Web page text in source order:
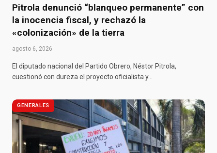
Pitrola denunció “blanqueo permanente” con
la inocencia fiscal, y rechazó la
«colonización» de la tierra
agosto 6, 2026
El diputado nacional del Partido Obrero, Néstor Pitrola,
cuestionó con dureza el proyecto oficialista y…
GENERALES